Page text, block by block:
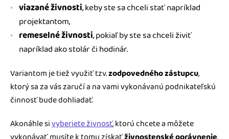
viazané živnosti, keby ste sa chceli stať napríklad
projektantom,
remeselné živnosti, pokiaľ by ste sa chceli živiť
napríklad ako stolár či hodinár.
Variantom je tiež využiť tzv.zodpovedného zástupcu,
ktorý sa za vás zaručí a na vami vykonávanú podnikateľskú
činnosť bude dohliadať.
Akonáhle sivyberiete živnosť, ktorú chcete a môžete